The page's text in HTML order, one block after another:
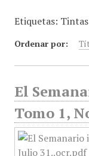
Etiquetas: Tintas
Ordenar por:
El
Tomo 1,